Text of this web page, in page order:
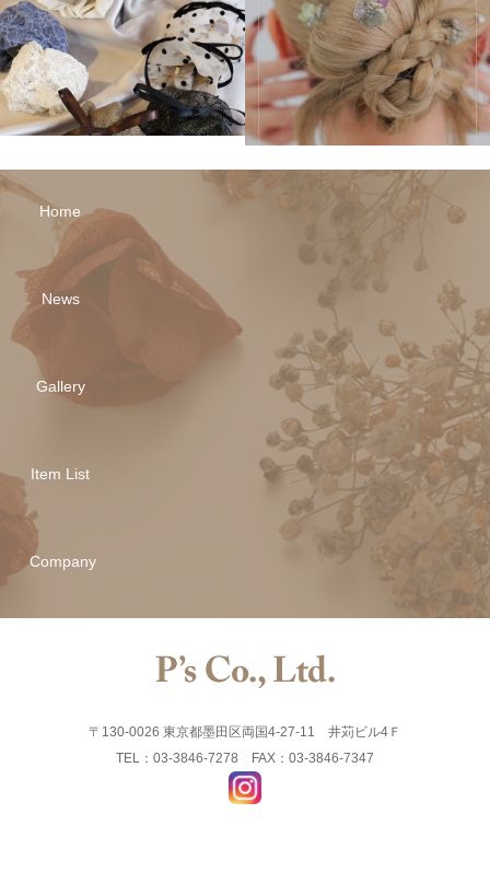
Home
News
Gallery
Item List
Company
〒130-0026 東京都墨田区両国4-27-11 井苅ビル4Ｆ
TEL：03-3846-7278 FAX：03-3846-7347